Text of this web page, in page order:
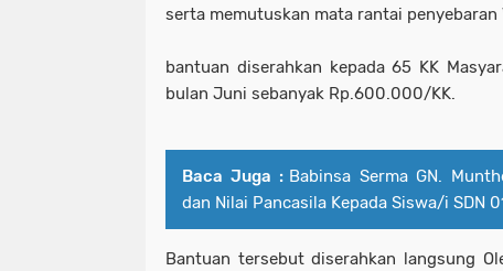
serta memutuskan mata rantai penyebaran
bantuan diserahkan kepada 65 KK
bulan Juni sebanyak Rp.600.000/KK.
Baca Juga : Babinsa Serma GN.
dan Nilai Pancasila Kepada Siswa/i SDN
Bantuan tersebut diserahkan langsung